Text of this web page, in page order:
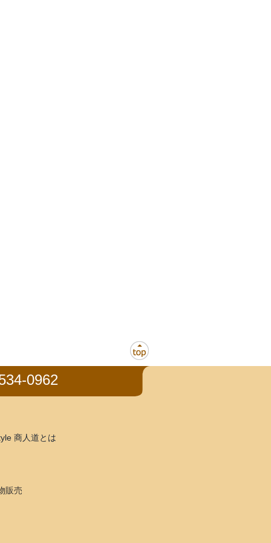
0962
商人道とは
販売